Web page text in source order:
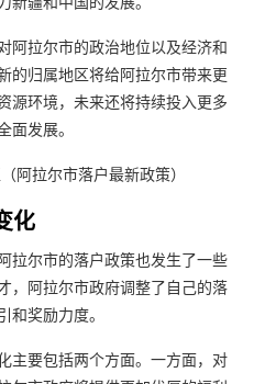
阿拉尔市的政治地位以及经济和
的归属地区将给阿拉尔市带来更
源环境，未来还将持续投入更多
发展。
化
拉尔市的落户政策也发生了一些
，阿拉尔市政府调整了自己的落
和奖励力度。
主要包括两个方面。一方面，对